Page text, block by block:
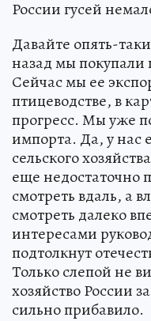
России гусей
Давайте опять-
назад мы
Сейчас мы ее
птицеводстве, в
прогресс. Мы уже
импорта. Да, у нас
сельского
еще недостаточно
смотреть вдаль, а
смотреть далеко
интересами
подтолкнут
Только слепой не
хозяйство России
сильно прибавило.